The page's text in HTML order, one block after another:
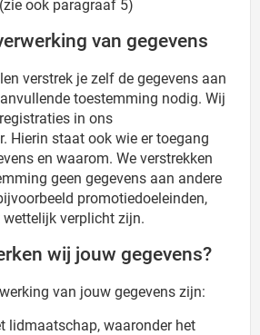
ook paragraaf 5)
van gegevens
verstrek je zelf de gegevens aan
toestemming nodig. Wij
in ons
Hierin staat ook wie er toegang
en waarom. We verstrekken
geen gegevens aan andere
promotiedoeleinden,
verplicht zijn.
wij jouw gegevens?
van jouw gegevens zijn:
lidmaatschap, waaronder het